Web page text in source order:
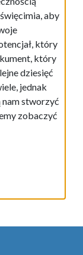
aby
który
który
dziesięć
jednak
nam stworzyć
zobaczyć